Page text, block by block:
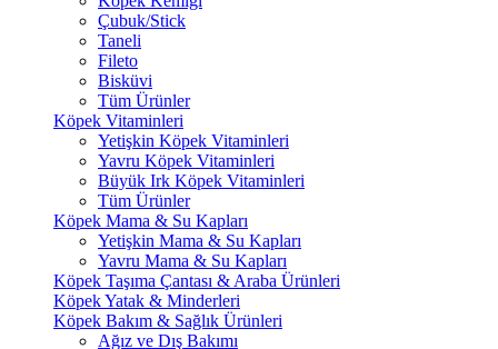
Çubuk/Stick
Taneli
Fileto
Bisküvi
Tüm Ürünler
Köpek Vitaminleri
Yetişkin Köpek Vitaminleri
Yavru Köpek Vitaminleri
Büyük Irk Köpek Vitaminleri
Tüm Ürünler
Köpek Mama & Su Kapları
Yetişkin Mama & Su Kapları
Yavru Mama & Su Kapları
Köpek Taşıma Çantası & Araba Ürünleri
Köpek Yatak & Minderleri
Köpek Bakım & Sağlık Ürünleri
Ağız ve Dış Bakımı